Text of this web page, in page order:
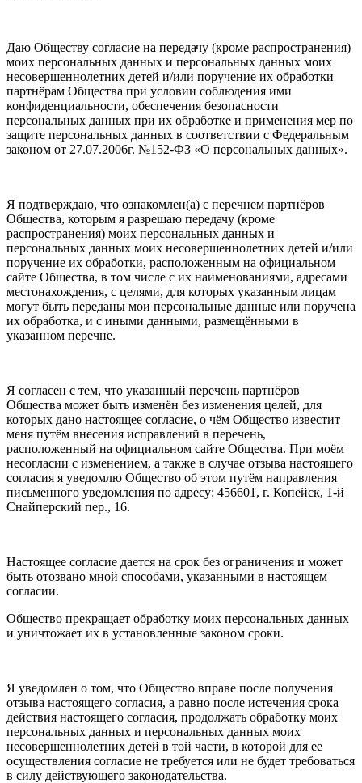
Даю Обществу согласие на передачу (кроме распространения)
моих персональных данных и персональных данных моих
несовершеннолетних детей и/или поручение их обработки
партнёрам Общества при условии соблюдения ими
конфиденциальности, обеспечения безопасности
персональных данных при их обработке и применения мер по
защите персональных данных в соответствии с Федеральным
законом от 27.07.2006г. №152-ФЗ «О персональных данных».
Я подтверждаю, что ознакомлен(а) с перечнем партнёров
Общества, которым я разрешаю передачу (кроме
распространения) моих персональных данных и
персональных данных моих несовершеннолетних детей и/или
поручение их обработки, расположенным на официальном
сайте Общества, в том числе с их наименованиями, адресами
местонахождения, с целями, для которых указанным лицам
могут быть переданы мои персональные данные или поручена
их обработка, и с иными данными, размещёнными в
указанном перечне.
Я согласен с тем, что указанный перечень партнёров
Общества может быть изменён без изменения целей, для
которых дано настоящее согласие, о чём Общество известит
меня путём внесения исправлений в перечень,
расположенный на официальном сайте Общества. При моём
несогласии с изменением, а также в случае отзыва настоящего
согласия я уведомлю Общество об этом путём направления
письменного уведомления по адресу: 456601, г. Копейск, 1-й
Снайперский пер., 16.
Настоящее согласие дается на срок без ограничения и может
быть отозвано мной способами, указанными в настоящем
согласии.
Общество прекращает обработку моих персональных данных
и уничтожает их в установленные законом сроки.
Я уведомлен о том, что Общество вправе после получения
отзыва настоящего согласия, а равно после истечения срока
действия настоящего согласия, продолжать обработку моих
персональных данных и персональных данных моих
несовершеннолетних детей в той части, в которой для ее
осуществления согласие не требуется или не будет требоваться
в силу действующего законодательства.